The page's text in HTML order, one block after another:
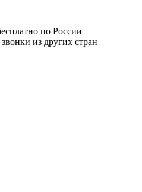
по России
звонки из других стран